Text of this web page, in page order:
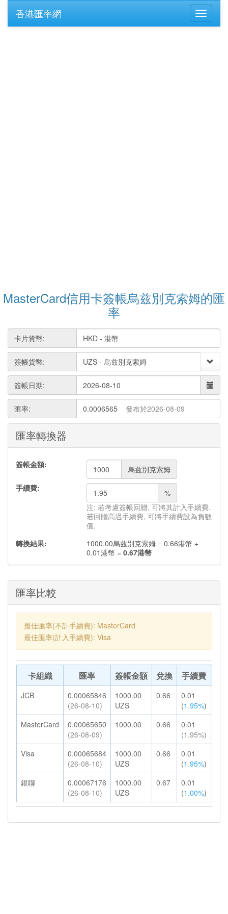
香港匯率網
MasterCard信用卡簽帳烏兹別克索姆的匯
率
卡片貨幣:
簽帳貨幣:
簽帳日期:
匯率: 0.0006565 發布於2026-08-09
匯率轉換器
簽帳金額:
烏兹別克索姆
手續費:
%
注: 若考慮簽帳回贈, 可將其計入手續費.
若回贈高過手續費, 可將手續費設為負數
值.
轉換結果:
1000.00烏兹別克索姆 = 0.66港幣 +
0.01港幣 = 0.67港幣
匯率比較
最佳匯率(不計手續費): MasterCard
最佳匯率(計入手續費): Visa
卡組織 匯率 簽帳金額 兌換 手續費
JCB
0.00065846
(26-08-10)
1000.00
UZS
0.66
0.01
(1.95%)
MasterCard
0.00065650
(26-08-09)
1000.00 0.66
0.01
(1.95%)
Visa
0.00065684
(26-08-10)
1000.00
UZS
0.66
0.01
(1.95%)
銀聯
0.00067176
(26-08-10)
1000.00
UZS
0.67
0.01
(1.00%)